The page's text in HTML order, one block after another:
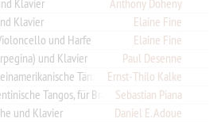
Klavier
Anthony Doheny
Klavier
Elaine Fine
und Harfe
Elaine Fine
und Klavier
Paul Desenne
Tango, Mambo et cetera. 14 lateinamerikanische Tänze, für 3 Bratschen (Violine und 2 Bratschen)
Ernst-Thilo Kalke
Tangos, für Bratsche und Klavier
Sebastian Piana
und Klavier
Daniel E. Adoue